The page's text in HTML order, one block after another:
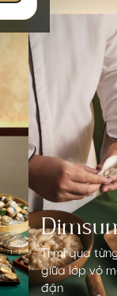
Tỉ mỉ qua
giữa lớp vỏ
đặn